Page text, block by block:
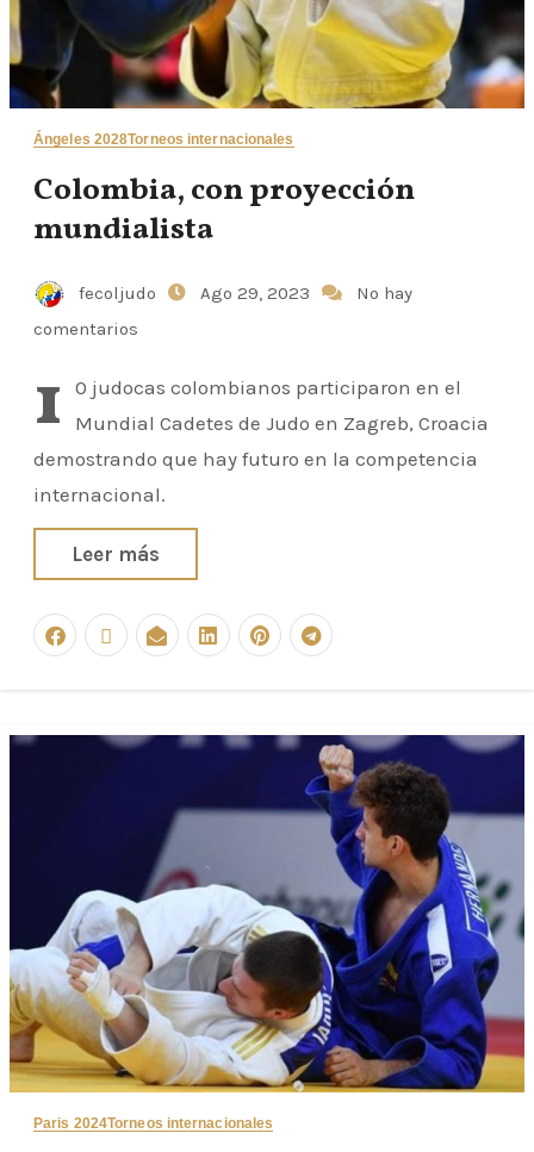
Ángeles 2028Torneos internacionales
Colombia, con proyección
mundialista
fecoljudo Ago 29, 2023
No hay
comentarios
1
0 judocas colombianos participaron en el
Mundial Cadetes de Judo en Zagreb, Croacia
demostrando que hay futuro en la competencia
internacional.
Leer más
Paris 2024Torneos internacionales